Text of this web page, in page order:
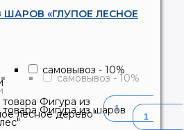
самовывоз -10%
Фигура из шаров
ШАРОВ «ГЛУПОЕ ЛЕСНОЕ
самовывоз -10%
Фигура из
лесное дерево"